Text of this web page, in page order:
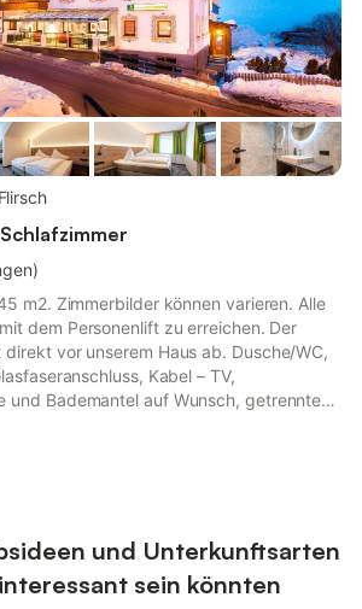
)
m2. Zimmerbilder können varieren. Alle
dem Personenlift zu erreichen. Der
vor unserem Haus ab. Dusche/WC,
Kabel – TV,
und Bademantel auf Wunsch, getrennte
für 2 Personen in Bettgröße erweiterbar
und Unterkunftsarten
sein könnten